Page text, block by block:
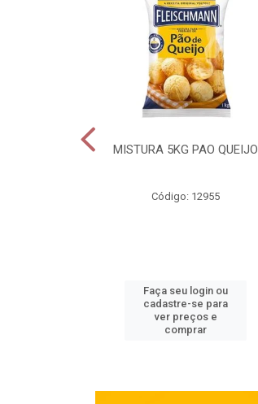
MISTURA 5KG PAO QUEIJO
Código: 12955
Faça seu login ou
cadastre-se para
ver preços e
comprar